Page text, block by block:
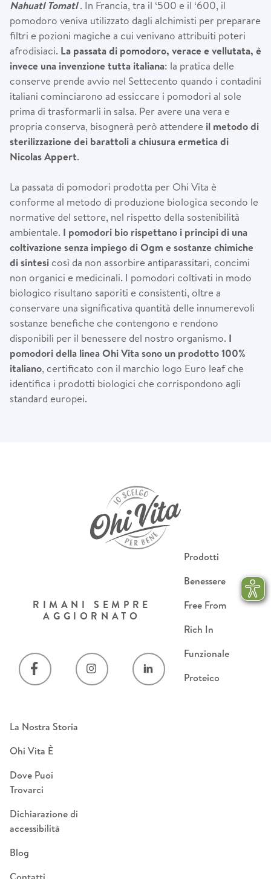
Nahuatl Tomatl . In Francia, tra il ‘500 e il ‘600, il
pomodoro veniva utilizzato dagli alchimisti per preparare
filtri e pozioni magiche a cui venivano attribuiti poteri
afrodisiaci. La passata di pomodoro, verace e vellutata, è
invece una invenzione tutta italiana: la pratica delle
conserve prende avvio nel Settecento quando i contadini
italiani cominciarono ad essiccare i pomodori al sole
prima di trasformarli in salsa. Per avere una vera e
propria conserva, bisognerà però attendere il metodo di
sterilizzazione dei barattoli a chiusura ermetica di
Nicolas Appert.
La passata di pomodori prodotta per Ohi Vita è
conforme al metodo di produzione biologica secondo le
normative del settore, nel rispetto della sostenibilità
ambientale. I pomodori bio rispettano i principi di una
coltivazione senza impiego di Ogm e sostanze chimiche
di sintesi così da non assorbire antiparassitari, concimi
non organici e medicinali. I pomodori coltivati in modo
biologico risultano saporiti e consistenti, oltre a
conservare una significativa quantità delle innumerevoli
sostanze benefiche che contengono e rendono
disponibili per il benessere del nostro organismo. I
pomodori della linea Ohi Vita sono un prodotto 100%
italiano, certificato con il marchio logo Euro leaf che
identifica i prodotti biologici che corrispondono agli
standard europei.
Prodotti
Benessere
Free From
Rich In
Funzionale
Proteico
La Nostra Storia
Ohi Vita È
Dove Puoi
Trovarci
Dichiarazione di
accessibilità
Blog
RIMANI SEMPRE
AGGIORNATO